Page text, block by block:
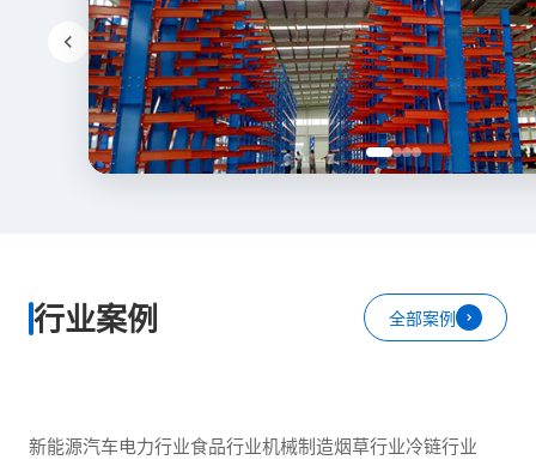
行业案例 全部案例
新能源汽车电力行业食品行业机械制造烟草行业冷链行业